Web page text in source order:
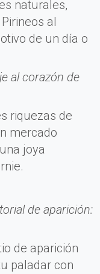
naturales,
al
de un día o
al corazón de
riquezas de
mercado
joya
de aparición:
de aparición
paladar con